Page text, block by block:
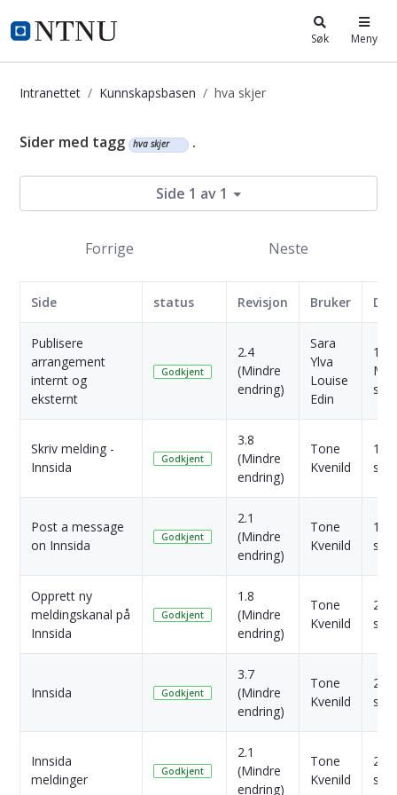
i.ntnu.no Søk Meny
Intranettet Kunnskapsbasen hva skjer
Kunnskapsbasen
Sider med tagg hva skjer .
Side 1 av 1
Forrige Neste
Side status Revisjon Bruker
Publisere
arrangement
internt og
eksternt
Godkjent
2.4
(Mindre
endring)
Sara
Ylva
Louise
Edin
11
Skriv melding -
Innsida
Godkjent
3.8
(Mindre
endring)
Tone
Kvenild
1 År
Post a message
on Innsida
Godkjent
2.1
(Mindre
endring)
Tone
Kvenild
1 År
Opprett ny
meldingskanal på
Innsida
Godkjent
1.8
(Mindre
endring)
Tone
Kvenild
2 År
Innsida Godkjent
3.7
(Mindre
endring)
Tone
Kvenild
2 År
Innsida
meldinger
Godkjent
2.1
(Mindre
endring)
Tone
Kvenild
2 År